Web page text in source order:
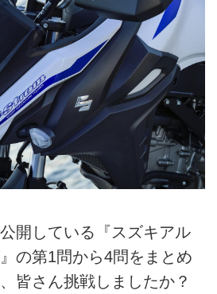
開している『スズキアル
の第1問から4問をまとめ
皆さん挑戦しましたか？